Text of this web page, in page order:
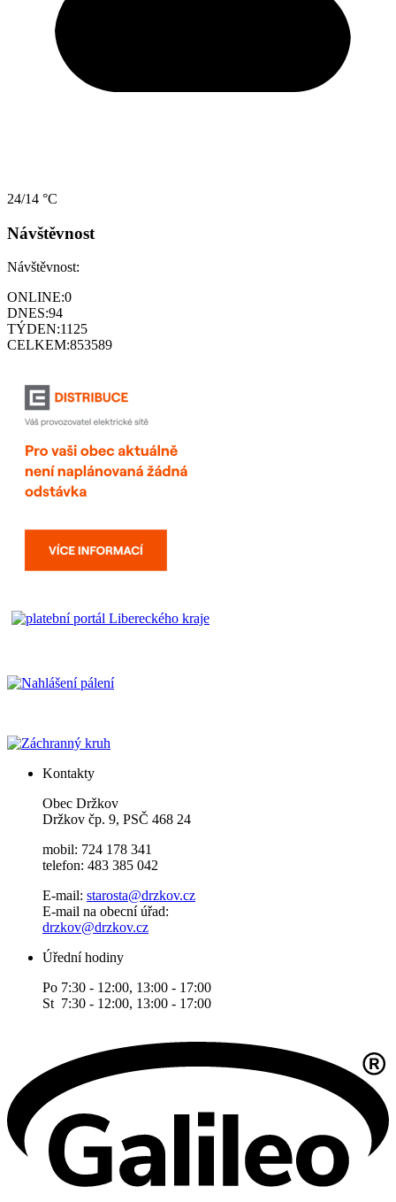
24/14 °C
Návštěvnost
Návštěvnost:
ONLINE:0
DNES:94
TÝDEN:1125
CELKEM:853589
Kontakty
Obec Držkov
Držkov čp. 9, PSČ 468 24
mobil: 724 178 341
telefon: 483 385 042
E-mail: starosta@drzkov.cz
E-mail na obecní úřad:
drzkov@drzkov.cz
Úřední hodiny
Po 7:30 - 12:00, 13:00 - 17:00
St 7:30 - 12:00, 13:00 - 17:00